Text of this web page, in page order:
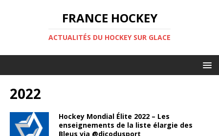
FRANCE HOCKEY
ACTUALITÉS DU HOCKEY SUR GLACE
2022
Hockey Mondial Élite 2022 – Les
enseignements de la liste élargie des
Bleus via @dicodusport